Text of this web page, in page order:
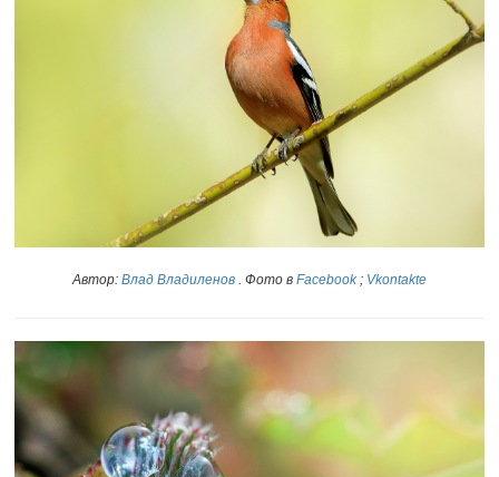
Автор: Влад Владиленов . Фото в Facebook; Vkontakte